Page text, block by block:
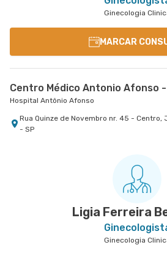
Ginecologia
MARCAR
Centro Médico Antonio Afonso
Hospital Antônio Afonso
Rua Quinze de Novembro nr. 45 - Centro,
- SP
Ligia Ferreira
Ginecologia